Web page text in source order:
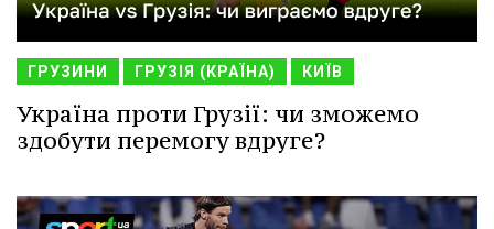
ГРУЗИНИ ГРУЗІЯ (КРАЇНА) КИЇВ
Україна проти Грузії: чи зможемо
здобути перемогу вдруге?